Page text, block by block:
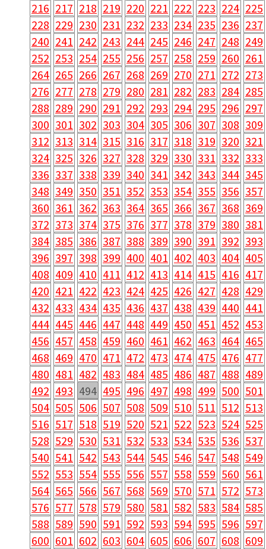
216 217 218 219 220 221 222 223 224 225
228 229 230 231 232 233 234 235 236 237
240 241 242 243 244 245 246 247 248 249
252 253 254 255 256 257 258 259 260 261
264 265 266 267 268 269 270 271 272 273
276 277 278 279 280 281 282 283 284 285
288 289 290 291 292 293 294 295 296 297
300 301 302 303 304 305 306 307 308 309
312 313 314 315 316 317 318 319 320 321
324 325 326 327 328 329 330 331 332 333
336 337 338 339 340 341 342 343 344 345
348 349 350 351 352 353 354 355 356 357
360 361 362 363 364 365 366 367 368 369
372 373 374 375 376 377 378 379 380 381
384 385 386 387 388 389 390 391 392 393
396 397 398 399 400 401 402 403 404 405
408 409 410 411 412 413 414 415 416 417
420 421 422 423 424 425 426 427 428 429
432 433 434 435 436 437 438 439 440 441
444 445 446 447 448 449 450 451 452 453
456 457 458 459 460 461 462 463 464 465
468 469 470 471 472 473 474 475 476 477
480 481 482 483 484 485 486 487 488 489
492 493 494 495 496 497 498 499 500 501
504 505 506 507 508 509 510 511 512 513
516 517 518 519 520 521 522 523 524 525
528 529 530 531 532 533 534 535 536 537
540 541 542 543 544 545 546 547 548 549
552 553 554 555 556 557 558 559 560 561
564 565 566 567 568 569 570 571 572 573
576 577 578 579 580 581 582 583 584 585
588 589 590 591 592 593 594 595 596 597
600 601 602 603 604 605 606 607 608 609